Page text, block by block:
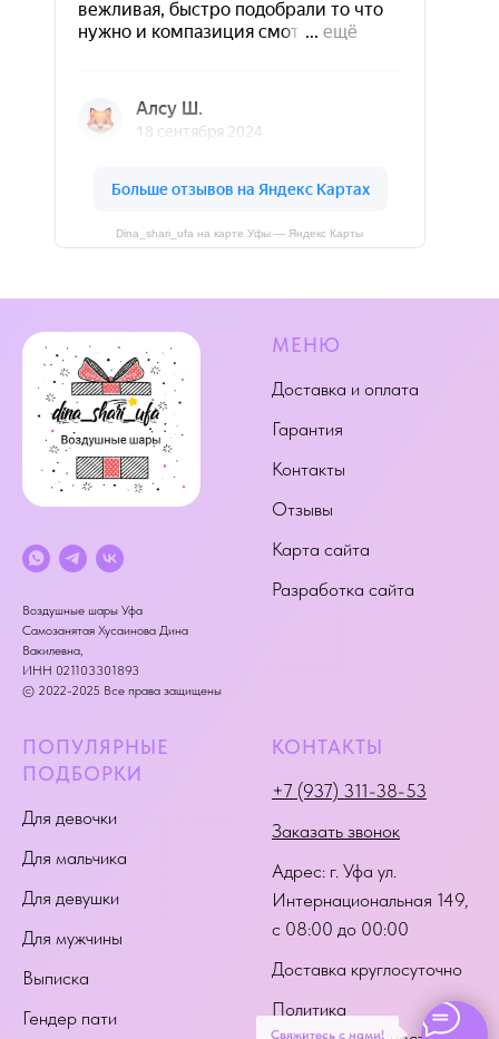
Свяжитесь с нами!
Dina_shari_ufa на карте Уфы — Яндекс Карты
Воздушные шары Уфа
Самозанятая Хусаинова Дина
Вакилевна,
ИНН 021103301893
© 2022-2025 Все права защищены
МЕНЮ
Доставка и оплата
Гарантия
Контакты
Отзывы
Карта сайта
Разработка сайта
ПОПУЛЯРНЫЕ
ПОДБОРКИ
Для девочки
Для мальчика
Для девушки
Для мужчины
Выписка
Гендер пати
КОНТАКТЫ
+7 (937) 311-38-53
Заказать звонок
Адрес: г. Уфа ул.
Интернациональная 149,
с 08:00 до 00:00
Доставка круглосуточно
Политика